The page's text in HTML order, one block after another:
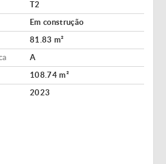
T2
Em construção
81.83 m²
A
108.74 m²
2023